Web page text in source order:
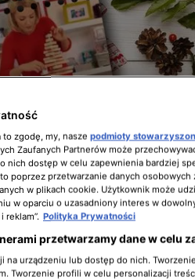
w kształcie choinki
jest wyjątkowo
wymaga
i precyzji.
zgodę, my, nasze podmioty
Zaufanych Partnerów może
nich dostęp w celu zapewnienia bardziej
poprzez przetwarzanie danych osobowych
w plikach cookie. Użytkownik może
w oparciu o uzasadniony interes w
reklam”. Polityka Prywatności
przetwarzamy dane w celu
na urządzeniu lub dostęp do nich.
Tworzenie profili w celu personalizacji